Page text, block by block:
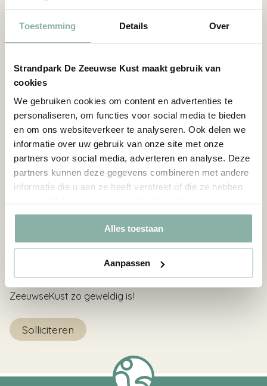
Toestemming Details Over
Strandpark De Zeeuwse Kust maakt gebruik van
cookies
We gebruiken cookies om content en advertenties te
personaliseren, om functies voor social media te bieden
en om ons websiteverkeer te analyseren. Ook delen we
informatie over uw gebruik van onze site met onze
partners voor social media, adverteren en analyse. Deze
partners kunnen deze gegevens combineren met andere
informatie die u aan ze heeft verstrekt of die ze hebben
Alles toestaan
Aanpassen
Opleiding en doorgroeimogelijkheden – Sommige
managers zijn begonnen als stagiaire.
Jaarlijks Winterfeest – Sluit het jaar knallend af
samen met je collega’s.
Een enthousiast en dynamisch team - Waar
samenwerking en werkplezier voorop staan.
Uitdagende en veelzijdige werkzaamheden - In een
prachtige omgeving.
Een prachtige werkplek aan de kust - Waar je je
persoonlijke wensen en behoeften.
personeel@dezeeuwsekust.euen kom binnenkort langs
voor een kennismaking. Wij kunnen niet wachten om je
te ontmoeten en te laten zien waarom werken bij De
ZeeuwseKust zo geweldig is!
Solliciteren